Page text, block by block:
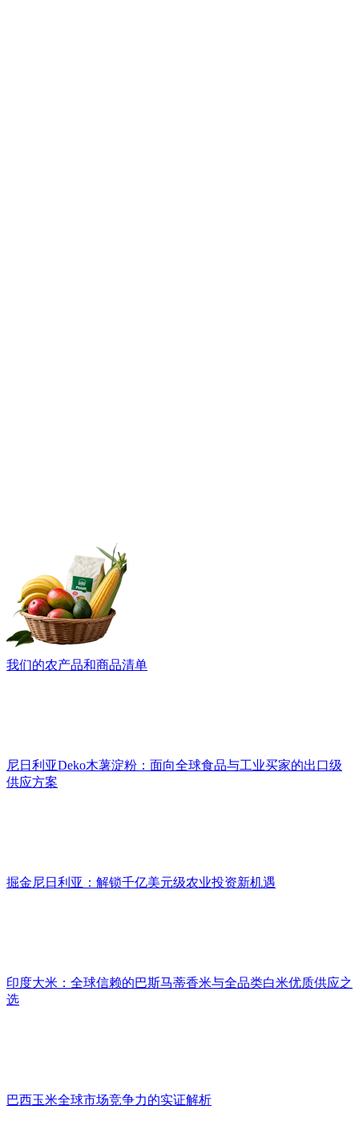
我们的农产品和商品清单
尼日利亚Deko木薯淀粉：面向全球食品与工业买家的出口级
供应方案
掘金尼日利亚：解锁千亿美元级农业投资新机遇
印度大米：全球信赖的巴斯马蒂香米与全品类白米优质供应之
选
巴西玉米全球市场竞争力的实证解析